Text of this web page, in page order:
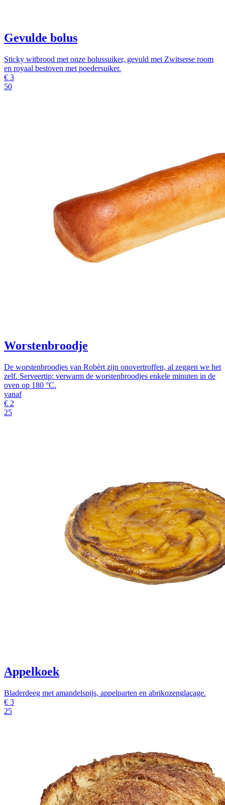
Gevulde bolus
Sticky witbrood met onze bolussuiker, gevuld met Zwitserse room
en royaal bestoven met poedersuiker.
€ 3
50
Worstenbroodje
De worstenbroodjes van Robèrt zijn onovertroffen, al zeggen we het
zelf. Serveertip: verwarm de worstenbroodjes enkele minuten in de
oven op 180 °C.
vanaf
€ 2
25
Appelkoek
Bladerdeeg met amandelspijs, appelparten en abrikozenglaçage.
€ 3
25